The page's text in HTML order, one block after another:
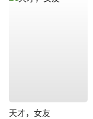
天才，女友